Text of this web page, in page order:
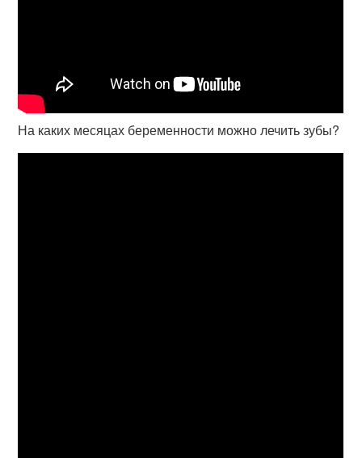
На каких месяцах беременности можно лечить зубы?